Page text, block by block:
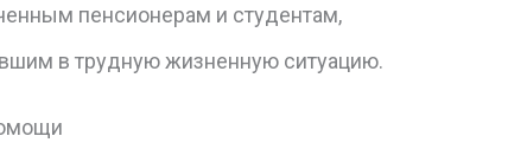
пенсионерам и студентам,
в трудную жизненную ситуацию.